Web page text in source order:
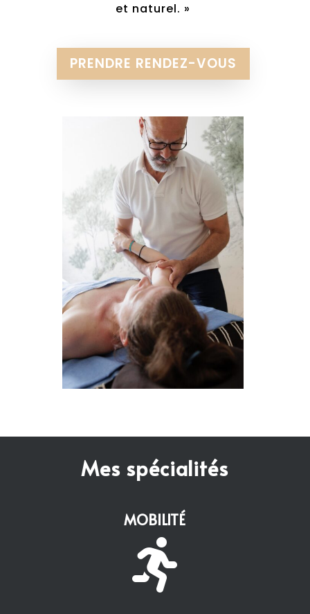
et naturel. »
PRENDRE RENDEZ-VOUS
Mes spécialités
MOBILITÉ
